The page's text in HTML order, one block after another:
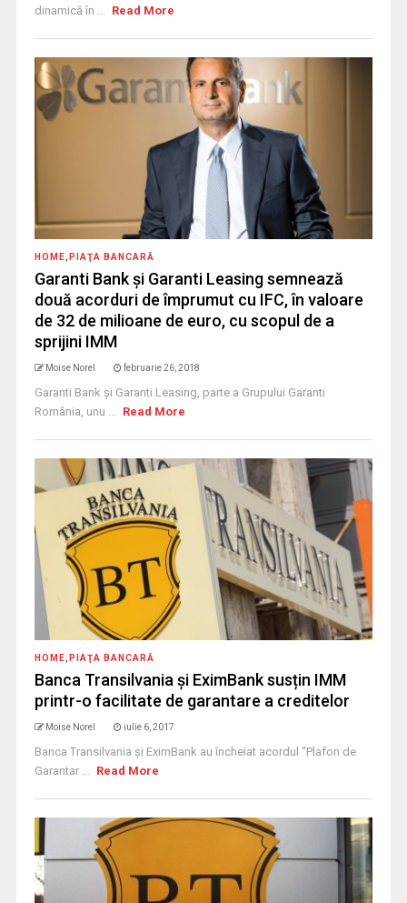
dinamică în ... Read More
HOME PIAŢA BANCARĂ
Garanti Bank și Garanti Leasing semnează
două acorduri de împrumut cu IFC, în valoare
de 32 de milioane de euro, cu scopul de a
sprijini IMM
Moise Norel februarie 26, 2018
Garanti Bank și Garanti Leasing, parte a Grupului Garanti
România, unu ... Read More
HOME PIAŢA BANCARĂ
Banca Transilvania şi EximBank susțin IMM
printr-o facilitate de garantare a creditelor
Moise Norel iulie 6, 2017
Banca Transilvania şi EximBank au încheiat acordul “Plafon de
Garantar ... Read More